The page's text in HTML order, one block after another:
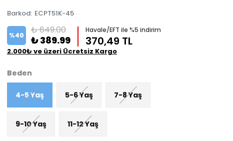
Barkod: ECPT51K-45
%40 ₺ 649.00
₺ 389.99
Havale/EFT ile %5 indirim
370,49 TL
2.000₺ ve üzeri Ücretsiz Kargo
Beden
4-5 Yaş 5-6 Yaş 7-8 Yaş
9-10 Yaş 11-12 Yaş